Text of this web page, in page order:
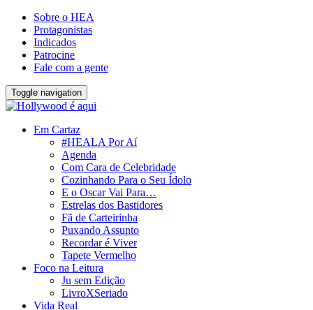
Sobre o HEA
Protagonistas
Indicados
Patrocine
Fale com a gente
Toggle navigation
Em Cartaz
#HEALA Por Aí
Agenda
Com Cara de Celebridade
Cozinhando Para o Seu Ídolo
E o Oscar Vai Para…
Estrelas dos Bastidores
Fã de Carteirinha
Puxando Assunto
Recordar é Viver
Tapete Vermelho
Foco na Leitura
Ju sem Edição
LivroXSeriado
Vida Real